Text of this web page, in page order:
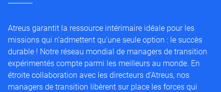
Atreus garantit la ressource intérimaire idéale pour les
missions qui n’admettent qu’une seule option : le succès
durable ! Notre réseau mondial de managers de transition
expérimentés compte parmi les meilleurs au monde. En
étroite collaboration avec les directeurs d’Atreus, nos
managers de transition libèrent sur place les forces qui